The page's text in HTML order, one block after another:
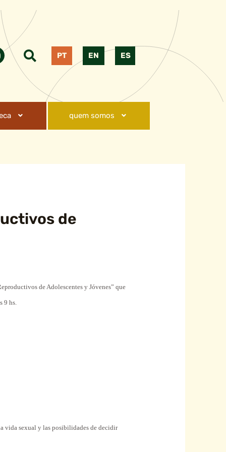
PT EN ES
quem somos
de
de Adolescentes y Jóvenes”que
9 hs.
vida sexual y las posibilidades dedecidir